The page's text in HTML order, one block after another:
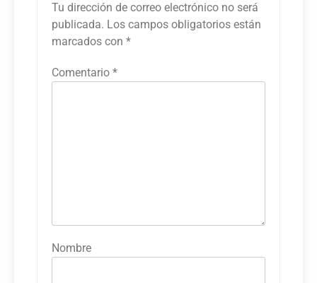
Tu dirección de correo electrónico no será
publicada. Los campos obligatorios están
marcados con *
Comentario *
Nombre